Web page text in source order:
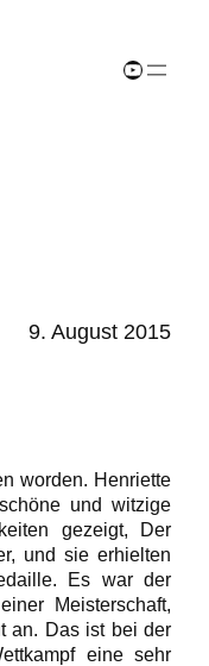
YouTube-Channel
9. August 2015
worden. Henriette
und witzige
gezeigt, Der
und sie erhielten
Es war der
Meisterschaft,
an. Das ist bei der
eine sehr